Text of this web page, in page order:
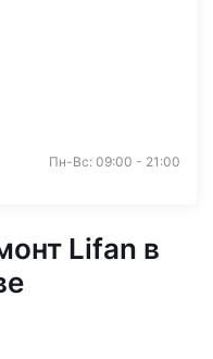
Пн-Вс: 09:00 - 21:00
Lifan в